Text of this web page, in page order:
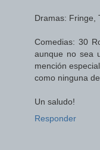
Dramas: Fringe,
Comedias: 30
aunque no sea
mención
como ninguna
Un saludo!
Responder